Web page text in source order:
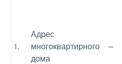
1.
Адрес
многоквартирного
дома
—